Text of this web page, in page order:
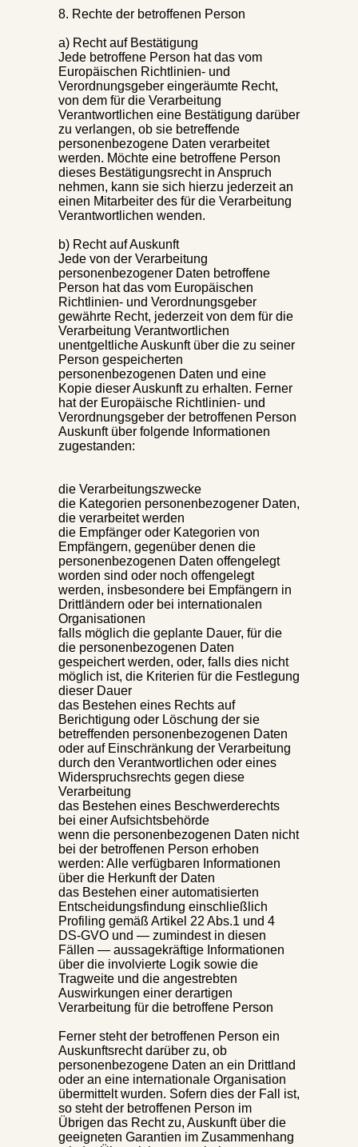
8. Rechte der betroffenen Person
a) Recht auf Bestätigung
Jede betroffene Person hat das vom
Europäischen Richtlinien- und
Verordnungsgeber eingeräumte Recht,
von dem für die Verarbeitung
Verantwortlichen eine Bestätigung darüber
zu verlangen, ob sie betreffende
personenbezogene Daten verarbeitet
werden. Möchte eine betroffene Person
dieses Bestätigungsrecht in Anspruch
nehmen, kann sie sich hierzu jederzeit an
einen Mitarbeiter des für die Verarbeitung
Verantwortlichen wenden.
b) Recht auf Auskunft
Jede von der Verarbeitung
personenbezogener Daten betroffene
Person hat das vom Europäischen
Richtlinien- und Verordnungsgeber
gewährte Recht, jederzeit von dem für die
Verarbeitung Verantwortlichen
unentgeltliche Auskunft über die zu seiner
Person gespeicherten
personenbezogenen Daten und eine
Kopie dieser Auskunft zu erhalten. Ferner
hat der Europäische Richtlinien- und
Verordnungsgeber der betroffenen Person
Auskunft über folgende Informationen
zugestanden:
die Verarbeitungszwecke
die Kategorien personenbezogener Daten,
die verarbeitet werden
die Empfänger oder Kategorien von
Empfängern, gegenüber denen die
personenbezogenen Daten offengelegt
worden sind oder noch offengelegt
werden, insbesondere bei Empfängern in
Drittländern oder bei internationalen
Organisationen
falls möglich die geplante Dauer, für die
die personenbezogenen Daten
gespeichert werden, oder, falls dies nicht
möglich ist, die Kriterien für die Festlegung
dieser Dauer
das Bestehen eines Rechts auf
Berichtigung oder Löschung der sie
betreffenden personenbezogenen Daten
oder auf Einschränkung der Verarbeitung
durch den Verantwortlichen oder eines
Widerspruchsrechts gegen diese
Verarbeitung
das Bestehen eines Beschwerderechts
bei einer Aufsichtsbehörde
wenn die personenbezogenen Daten nicht
bei der betroffenen Person erhoben
werden: Alle verfügbaren Informationen
über die Herkunft der Daten
das Bestehen einer automatisierten
Entscheidungsfindung einschließlich
Profiling gemäß Artikel 22 Abs.1 und 4
DS-GVO und — zumindest in diesen
Fällen — aussagekräftige Informationen
über die involvierte Logik sowie die
Tragweite und die angestrebten
Auswirkungen einer derartigen
Verarbeitung für die betroffene Person
Ferner steht der betroffenen Person ein
Auskunftsrecht darüber zu, ob
personenbezogene Daten an ein Drittland
oder an eine internationale Organisation
übermittelt wurden. Sofern dies der Fall ist,
so steht der betroffenen Person im
Übrigen das Recht zu, Auskunft über die
geeigneten Garantien im Zusammenhang